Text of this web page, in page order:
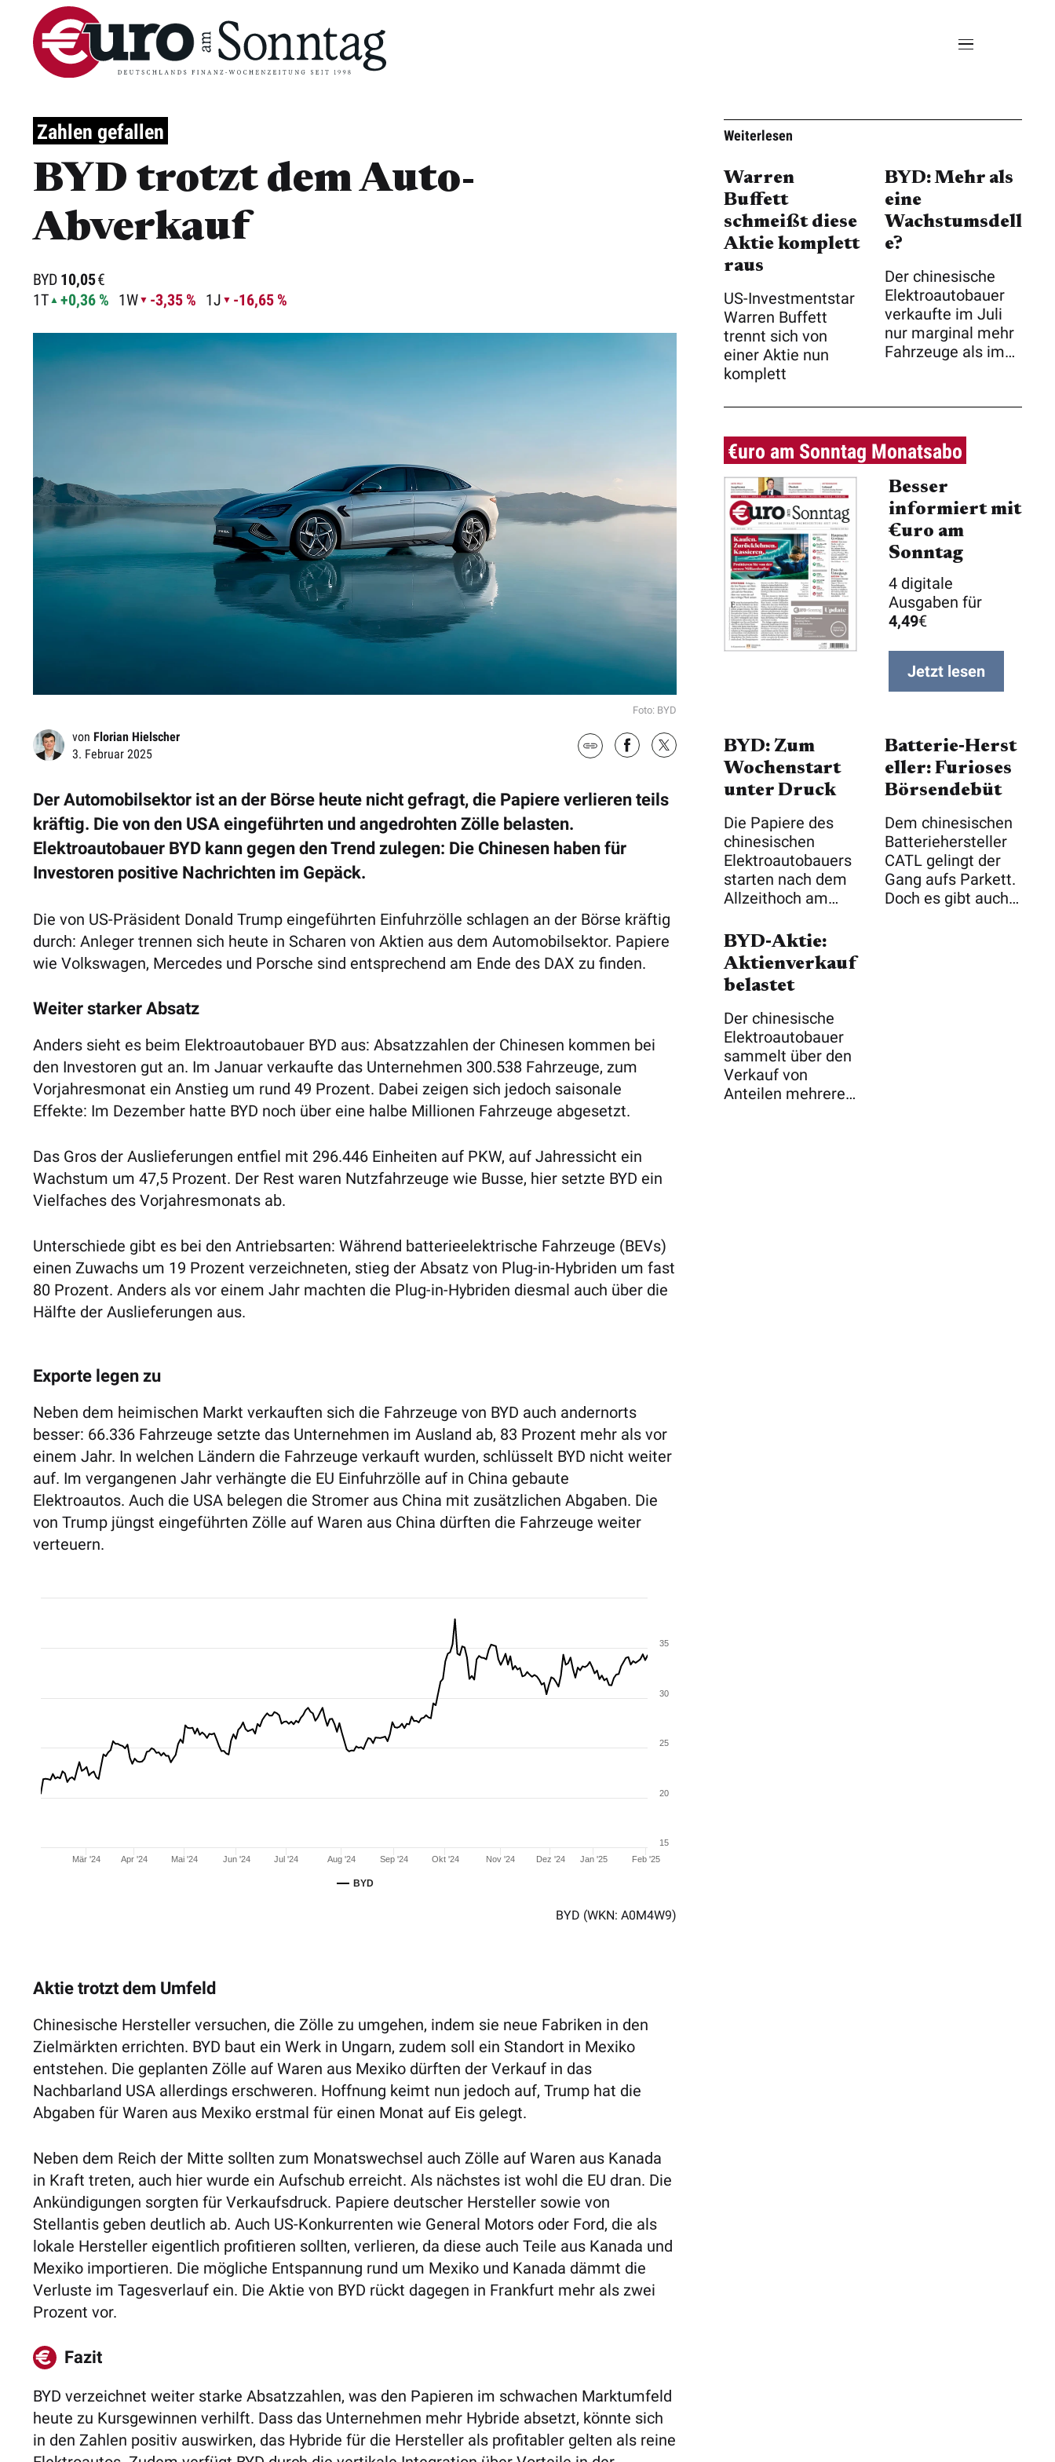
Zahlen gefallen
BYD trotzt dem Auto-
Abverkauf
BYD 10,05€
1T
+0,36 % 1W -3,35 % 1J -16,65 %
Foto: BYD
von Florian Hielscher
3. Februar 2025
Der Automobilsektor ist an der Börse heute nicht gefragt, die Papiere verlieren teils
kräftig. Die von den USA eingeführten und angedrohten Zölle belasten.
Elektroautobauer BYD kann gegen den Trend zulegen: Die Chinesen haben für
Investoren positive Nachrichten im Gepäck.
Die von US-Präsident Donald Trump eingeführten Einfuhrzölle schlagen an der Börse kräftig
durch: Anleger trennen sich heute in Scharen von Aktien aus dem Automobilsektor. Papiere
wie Volkswagen, Mercedes und Porsche sind entsprechend am Ende des DAX zu finden.
Weiter starker Absatz
Anders sieht es beim Elektroautobauer BYD aus: Absatzzahlen der Chinesen kommen bei
den Investoren gut an. Im Januar verkaufte das Unternehmen 300.538 Fahrzeuge, zum
Vorjahresmonat ein Anstieg um rund 49 Prozent. Dabei zeigen sich jedoch saisonale
Effekte: Im Dezember hatte BYD noch über eine halbe Millionen Fahrzeuge abgesetzt.
Das Gros der Auslieferungen entfiel mit 296.446 Einheiten auf PKW, auf Jahressicht ein
Wachstum um 47,5 Prozent. Der Rest waren Nutzfahrzeuge wie Busse, hier setzte BYD ein
Vielfaches des Vorjahresmonats ab.
Unterschiede gibt es bei den Antriebsarten: Während batterieelektrische Fahrzeuge (BEVs)
einen Zuwachs um 19 Prozent verzeichneten, stieg der Absatz von Plug-in-Hybriden um fast
80 Prozent. Anders als vor einem Jahr machten die Plug-in-Hybriden diesmal auch über die
Hälfte der Auslieferungen aus.
Exporte legen zu
Neben dem heimischen Markt verkauften sich die Fahrzeuge von BYD auch andernorts
besser: 66.336 Fahrzeuge setzte das Unternehmen im Ausland ab, 83 Prozent mehr als vor
einem Jahr. In welchen Ländern die Fahrzeuge verkauft wurden, schlüsselt BYD nicht weiter
auf. Im vergangenen Jahr verhängte die EU Einfuhrzölle auf in China gebaute
Elektroautos. Auch die USA belegen die Stromer aus China mit zusätzlichen Abgaben. Die
von Trump jüngst eingeführten Zölle auf Waren aus China dürften die Fahrzeuge weiter
verteuern.
BYD
Mär '24 Apr '24 Mai '24 Jun '24 Jul '24 Aug '24 Sep '24 Okt '24 Nov '24 Dez '24 Jan '25 Feb '25
15
20
25
30
35
BYD (WKN: A0M4W9)
Aktie trotzt dem Umfeld
Chinesische Hersteller versuchen, die Zölle zu umgehen, indem sie neue Fabriken in den
Zielmärkten errichten. BYD baut ein Werk in Ungarn, zudem soll ein Standort in Mexiko
entstehen. Die geplanten Zölle auf Waren aus Mexiko dürften der Verkauf in das
Nachbarland USA allerdings erschweren. Hoffnung keimt nun jedoch auf, Trump hat die
Abgaben für Waren aus Mexiko erstmal für einen Monat auf Eis gelegt.
Neben dem Reich der Mitte sollten zum Monatswechsel auch Zölle auf Waren aus Kanada
in Kraft treten, auch hier wurde ein Aufschub erreicht. Als nächstes ist wohl die EU dran. Die
Ankündigungen sorgten für Verkaufsdruck. Papiere deutscher Hersteller sowie von
Stellantis geben deutlich ab. Auch US-Konkurrenten wie General Motors oder Ford, die als
lokale Hersteller eigentlich profitieren sollten, verlieren, da diese auch Teile aus Kanada und
Mexiko importieren. Die mögliche Entspannung rund um Mexiko und Kanada dämmt die
Verluste im Tagesverlauf ein. Die Aktie von BYD rückt dagegen in Frankfurt mehr als zwei
Prozent vor.
Fazit
BYD verzeichnet weiter starke Absatzzahlen, was den Papieren im schwachen Marktumfeld
heute zu Kursgewinnen verhilft. Dass das Unternehmen mehr Hybride absetzt, könnte sich
in den Zahlen positiv auswirken, das Hybride für die Hersteller als profitabler gelten als reine
Weiterlesen
Warren
Buffett
schmeißt diese
Aktie komplett
raus
US-Investmentstar
Warren Buffett
trennt sich von
einer Aktie nun
komplett
BYD: Mehr als
eine
Wachstumsdell
e?
Der chinesische
Elektroautobauer
verkaufte im Juli
nur marginal mehr
Fahrzeuge als im
€uro am Sonntag Monatsabo
Besser
informiert mit
€uro am
Sonntag
4 digitale
Ausgaben für
4,49€
Jetzt lesen
BYD: Zum
Wochenstart
unter Druck
Die Papiere des
chinesischen
Elektroautobauers
starten nach dem
Allzeithoch am
Batterie‑Herst
eller: Furioses
Börsendebüt
Dem chinesischen
Batteriehersteller
CATL gelingt der
Gang aufs Parkett.
Doch es gibt auch
BYD‑Aktie:
Aktienverkauf
belastet
Der chinesische
Elektroautobauer
sammelt über den
Verkauf von
Anteilen mehrere